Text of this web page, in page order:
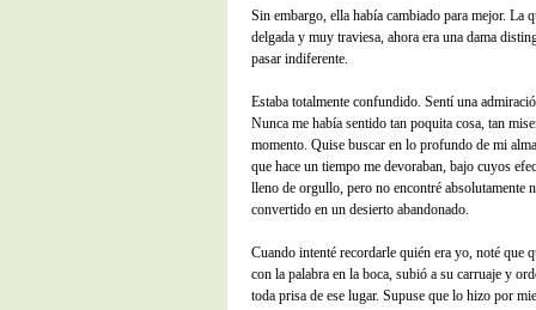
Sin embargo, ella había cambiado para mejor. La
delgada y muy traviesa, ahora era una dama
pasar indiferente.
Estaba totalmente confundido. Sentí una
Nunca me había sentido tan poquita cosa, tan
momento. Quise buscar en lo profundo de mi
que hace un tiempo me devoraban, bajo cuyos
lleno de orgullo, pero no encontré absolutamente
convertido en un desierto abandonado.
Cuando intenté recordarle quién era yo, noté que
con la palabra en la boca, subió a su carruaje y
toda prisa de ese lugar. Supuse que lo hizo por